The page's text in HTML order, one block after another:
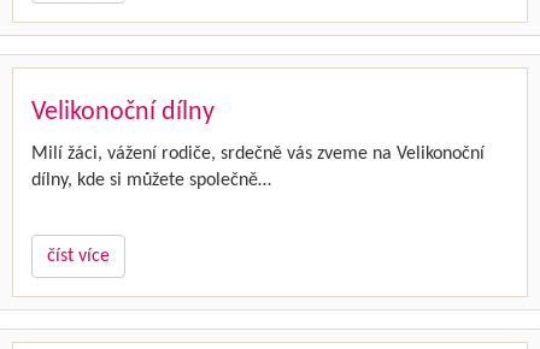
Velikonoční dílny
Milí žáci, vážení rodiče, srdečně vás zveme na Velikonoční
dílny, kde si můžete společně…
číst více